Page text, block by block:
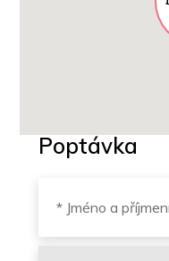
Poptávka